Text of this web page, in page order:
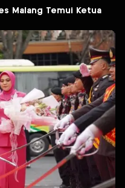
Malang Temui Ketua